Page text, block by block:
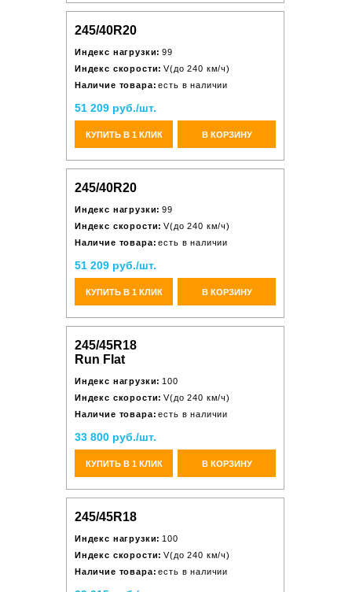
245/40R20
Индекс нагрузки: 99
Индекс скорости: V(до 240 км/ч)
Наличие товара: есть в наличии
51 209 руб./шт.
КУПИТЬ В 1 КЛИК В КОРЗИНУ
245/40R20
Индекс нагрузки: 99
Индекс скорости: V(до 240 км/ч)
Наличие товара: есть в наличии
51 209 руб./шт.
КУПИТЬ В 1 КЛИК В КОРЗИНУ
245/45R18
Run Flat
Индекс нагрузки: 100
Индекс скорости: V(до 240 км/ч)
Наличие товара: есть в наличии
33 800 руб./шт.
КУПИТЬ В 1 КЛИК В КОРЗИНУ
245/45R18
Индекс нагрузки: 100
Индекс скорости: V(до 240 км/ч)
Наличие товара: есть в наличии